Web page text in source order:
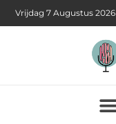
Vrijdag 7 Augustus 2026